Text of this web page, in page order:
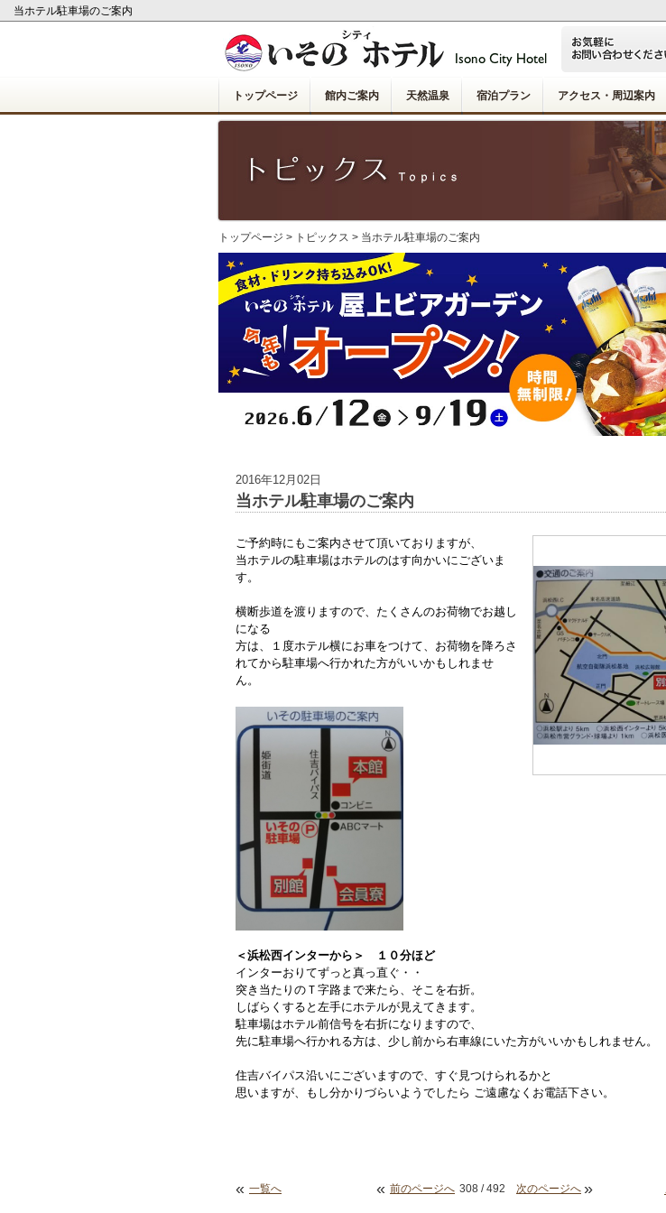
当ホテル駐車場のご案内
トップページ 館内ご案内 天然温泉 宿泊プラン アクセス・周辺案内
トップページ > トピックス > 当ホテル駐車場のご案内
2016年12月02日
当ホテル駐車場のご案内
ご予約時にもご案内させて頂いておりますが、
当ホテルの駐車場はホテルのはす向かいにございま
す。
横断歩道を渡りますので、たくさんのお荷物でお越し
になる
方は、１度ホテル横にお車をつけて、お荷物を降ろさ
れてから駐車場へ行かれた方がいいかもしれませ
ん。
＜浜松西インターから＞ １０分ほど
インターおりてずっと真っ直ぐ・・
突き当たりのＴ字路まで来たら、そこを右折。
しばらくすると左手にホテルが見えてきます。
駐車場はホテル前信号を右折になりますので、
先に駐車場へ行かれる方は、少し前から右車線にいた方がいいかもしれません。
住吉バイパス沿いにございますので、すぐ見つけられるかと
思いますが、もし分かりづらいようでしたら ご遠慮なくお電話下さい。
« 一覧へ « 前のページへ 308 / 492 次のページへ »